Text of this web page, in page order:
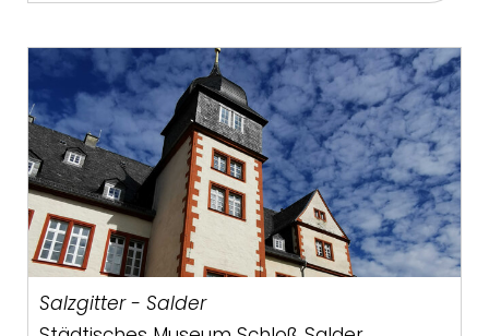
Salzgitter - Salder